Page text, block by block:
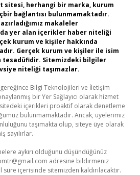
sitesi, herhangi bir marka, kurum
bağlantısı bulunmamaktadır.
makaleler
yer alan içerikler haber niteliği
kurum ve kişiler hakkında
Gerçek kurum ve kişiler ile isim
Sitemizdeki bilgiler
niteliği taşımazlar.
gereğince Bilgi Teknolojileri ve İletişim
bir Yer Sağlayıcı olarak hizmet
içerikleri proaktif olarak denetleme
bulunmamaktadır. Ancak, üyelerimiz
taşımakta olup, siteye üye olarak
sayılırlar.
aykırı olduğunu düşündüğünüz
adresine bildirmeniz
içerisinde sitemizden kaldırılacaktır.